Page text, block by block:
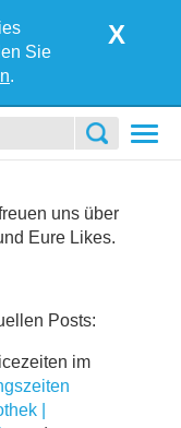
Sie
.
X
uns über
Eure Likes.
Posts:
im
|